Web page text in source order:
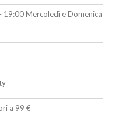
19:00 Mercoledì e Domenica
a 99 €